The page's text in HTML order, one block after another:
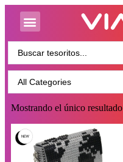
Mostrando el único resultado